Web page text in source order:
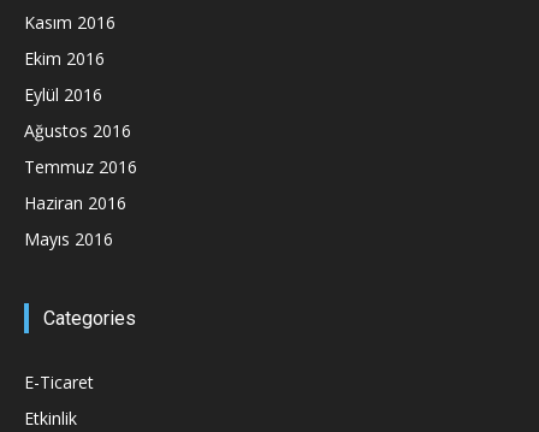
Kasım 2016
Ekim 2016
Eylül 2016
Ağustos 2016
Temmuz 2016
Haziran 2016
Mayıs 2016
Categories
E-Ticaret
Etkinlik